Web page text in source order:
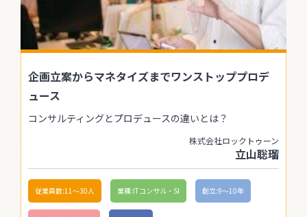
企画立案からマネタイズまでワンストッププロデ
ュース
コンサルティングとプロデュースの違いとは？
株式会社ロックトゥーン
立山聡瑠
従業員数:11〜30人 業種:ITコンサル・SI 創立:9〜10年